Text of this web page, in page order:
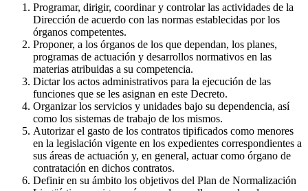
Programar, dirigir, coordinar y controlar las actividades de la
Dirección de acuerdo con las normas establecidas por los
órganos competentes.
Proponer, a los órganos de los que dependan, los planes,
programas de actuación y desarrollos normativos en las
materias atribuidas a su competencia.
Dictar los actos administrativos para la ejecución de las
funciones que se les asignan en este Decreto.
Organizar los servicios y unidades bajo su dependencia, así
como los sistemas de trabajo de los mismos.
Autorizar el gasto de los contratos tipificados como menores
en la legislación vigente en los expedientes correspondientes a
sus áreas de actuación y, en general, actuar como órgano de
contratación en dichos contratos.
Definir en su ámbito los objetivos del Plan de Normalización